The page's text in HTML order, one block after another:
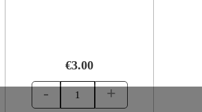
€3.00
- +